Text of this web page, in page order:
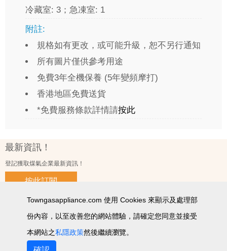
冷藏室: 3；急凍室: 1
附註:
規格如有更改，或可能升級，恕不另行通知
所有圖片僅供參考用途
免費3年全機保養 (5年變頻摩打)
香港地區免費送貨
*免費服務條款詳情請按此
最新資訊！
登記獲取煤氣企業最新資訊！
按此訂閱
使用條款及細則 私隱政策聲明
個人資料收集聲明
Towngasappliance.com 使用 Cookies 來顯示及處理部
份內容，以至改善您的網站體驗，請確定您同意並接受
本網站之私隱政策然後繼續瀏覽。